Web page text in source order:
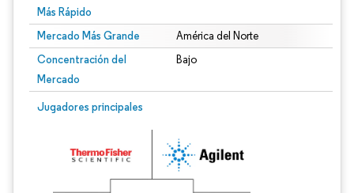
Más Rápido
Mercado Más Grande América del Norte
Concentración del
Mercado
Bajo
Jugadores principales